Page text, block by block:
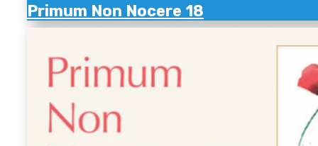
Primum Non Nocere 18